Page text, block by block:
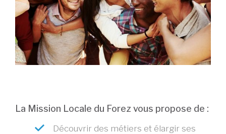
La Mission Locale du Forez vous propose de :
Découvrir des métiers et élargir ses